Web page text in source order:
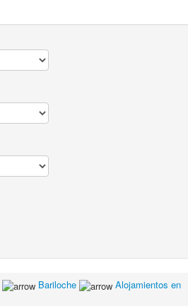
Bariloche
Alojamientos en